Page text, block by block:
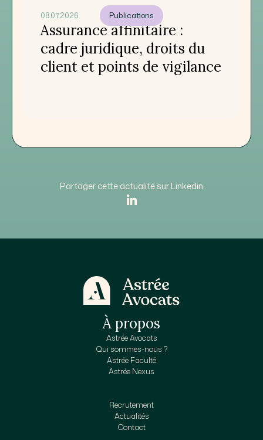
08.07.2026
Assurance affinitaire :
cadre juridique, droits du
client et points de vigilance
Publications
Partager cette actualité sur Linkedin
À propos
Astrée Avocats
Qui sommes-nous ?
Astrée Faculté
Astrée Nexus
Recrutement
Actualités
Contact